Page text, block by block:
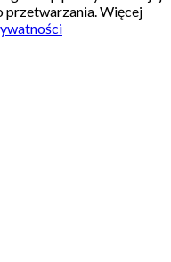
przetwarzania. Więcej